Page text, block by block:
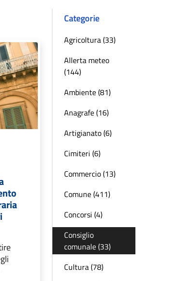
Categorie
Agricoltura (33)
Allerta meteo
(144)
Ambiente (81)
Anagrafe (16)
Artigianato (6)
Cimiteri (6)
Commercio (13)
Comune (411)
Concorsi (4)
Consiglio
comunale (33)
Cultura (78)